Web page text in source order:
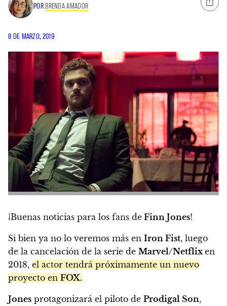
POR BRENDA AMADOR
8 DE MARZO, 2019
¡Buenas noticias para los fans de Finn Jones!
Si bien ya no lo veremos más en Iron Fist, luego
de la cancelación de la serie de Marvel/Netflix en
2018, el actor tendrá próximamente un nuevo
proyecto en FOX.
Jones protagonizará el piloto de Prodigal Son,